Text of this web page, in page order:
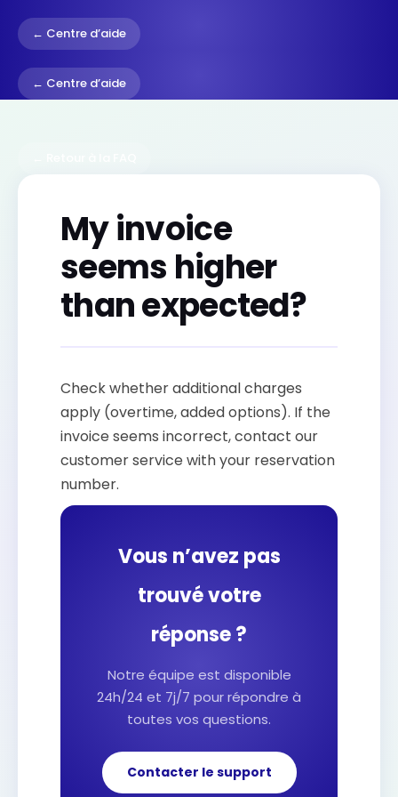
← Centre d’aide
← Centre d’aide
My invoice
seems higher
than expected?
Check whether additional charges
apply (overtime, added options). If the
invoice seems incorrect, contact our
customer service with your reservation
number.
Vous n’avez pas
trouvé votre
réponse ?
Notre équipe est disponible
24h/24 et 7j/7 pour répondre à
toutes vos questions.
Contacter le support